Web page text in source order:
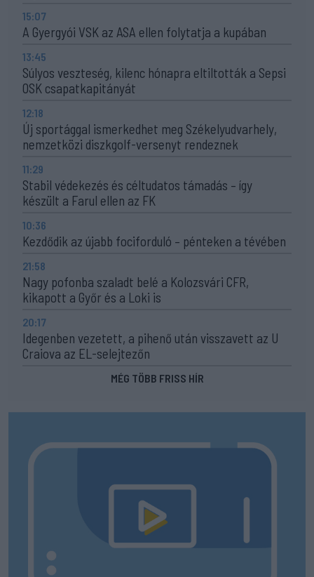
15:07
A Gyergyói VSK az ASA ellen folytatja a kupában
13:45
Súlyos veszteség, kilenc hónapra eltiltották a Sepsi
OSK csapatkapitányát
12:18
Új sportággal ismerkedhet meg Székelyudvarhely,
nemzetközi diszkgolf-versenyt rendeznek
11:29
Stabil védekezés és céltudatos támadás – így
készült a Farul ellen az FK
10:36
Kezdődik az újabb fociforduló – pénteken a tévében
21:58
Nagy pofonba szaladt belé a Kolozsvári CFR,
kikapott a Győr és a Loki is
20:17
Idegenben vezetett, a pihenő után visszavett az U
Craiova az EL-selejtezőn
MÉG TÖBB FRISS HÍR